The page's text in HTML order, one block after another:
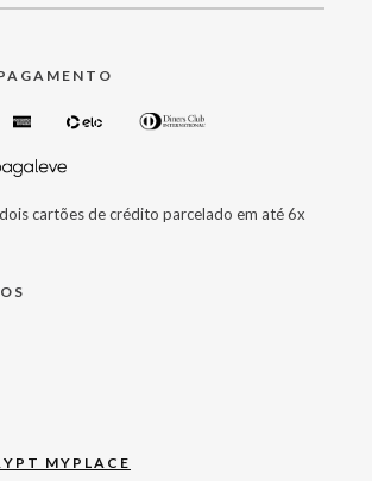
cartões de crédito parcelado em até 6x